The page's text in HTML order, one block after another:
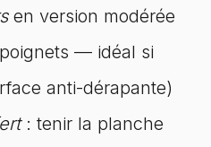
en version modérée
— idéal si
anti-dérapante)
: tenir la planche